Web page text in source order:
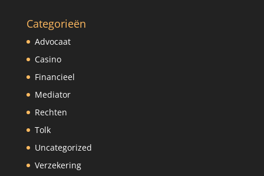
Categorieën
Advocaat
Casino
Financieel
Mediator
Rechten
Tolk
Uncategorized
Verzekering